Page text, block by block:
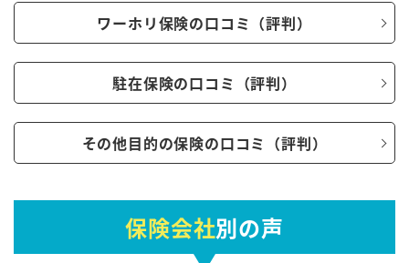
ワーホリ保険の口コミ（評判）
駐在保険の口コミ（評判）
その他目的の保険の口コミ（評判）
保険会社別の声